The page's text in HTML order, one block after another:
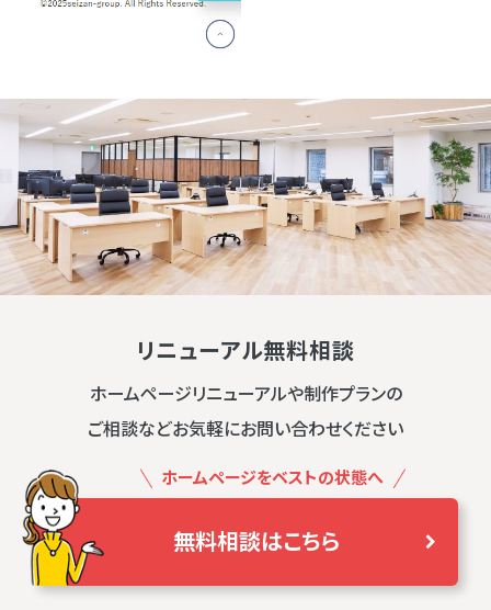
リニューアル無料相談
ホームページリニューアルや制作プランの
ご相談などお気軽にお問い合わせください
ホームページをベストの状態へ
無料相談はこちら